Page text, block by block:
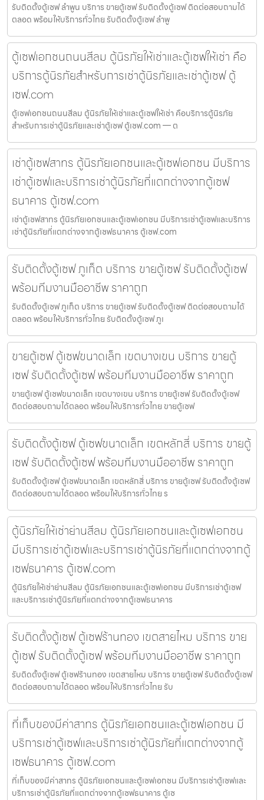
รับติดตั้งตู้เซฟ ลำพูน บริการ ขายตู้เซฟ รับติดตั้งตู้เซฟ ติดต่อสอบถามได้
ตลอด พร้อมให้บริการทั่วไทย รับติดตั้งตู้เซฟ ลำพู
ตู้เซฟเอกชนถนนสีลม ตู้นิรภัยให้เช่าและตู้เซฟให้เช่า คือ
บริการตู้นิรภัยสำหรับการเช่าตู้นิรภัยและเช่าตู้เซฟ ตู้
เซฟ.com
ตู้เซฟเอกชนถนนสีลม ตู้นิรภัยให้เช่าและตู้เซฟให้เช่า คือบริการตู้นิรภัย
สำหรับการเช่าตู้นิรภัยและเช่าตู้เซฟ ตู้เซฟ.com — ต
เช่าตู้เซฟสาทร ตู้นิรภัยเอกชนและตู้เซฟเอกชน มีบริการ
เช่าตู้เซฟและบริการเช่าตู้นิรภัยที่แตกต่างจากตู้เซฟ
ธนาคาร ตู้เซฟ.com
เช่าตู้เซฟสาทร ตู้นิรภัยเอกชนและตู้เซฟเอกชน มีบริการเช่าตู้เซฟและบริการ
เช่าตู้นิรภัยที่แตกต่างจากตู้เซฟธนาคาร ตู้เซฟ.com
รับติดตั้งตู้เซฟ ภูเก็ต บริการ ขายตู้เซฟ รับติดตั้งตู้เซฟ
พร้อมทีมงานมืออาชีพ ราคาถูก
รับติดตั้งตู้เซฟ ภูเก็ต บริการ ขายตู้เซฟ รับติดตั้งตู้เซฟ ติดต่อสอบถามได้
ตลอด พร้อมให้บริการทั่วไทย รับติดตั้งตู้เซฟ ภูเ
ขายตู้เซฟ ตู้เซฟขนาดเล็ก เขตบางเขน บริการ ขายตู้
เซฟ รับติดตั้งตู้เซฟ พร้อมทีมงานมืออาชีพ ราคาถูก
ขายตู้เซฟ ตู้เซฟขนาดเล็ก เขตบางเขน บริการ ขายตู้เซฟ รับติดตั้งตู้เซฟ
ติดต่อสอบถามได้ตลอด พร้อมให้บริการทั่วไทย ขายตู้เซฟ
รับติดตั้งตู้เซฟ ตู้เซฟขนาดเล็ก เขตหลักสี่ บริการ ขายตู้
เซฟ รับติดตั้งตู้เซฟ พร้อมทีมงานมืออาชีพ ราคาถูก
รับติดตั้งตู้เซฟ ตู้เซฟขนาดเล็ก เขตหลักสี่ บริการ ขายตู้เซฟ รับติดตั้งตู้เซฟ
ติดต่อสอบถามได้ตลอด พร้อมให้บริการทั่วไทย ร
ตู้นิรภัยให้เช่าย่านสีลม ตู้นิรภัยเอกชนและตู้เซฟเอกชน
มีบริการเช่าตู้เซฟและบริการเช่าตู้นิรภัยที่แตกต่างจากตู้
เซฟธนาคาร ตู้เซฟ.com
ตู้นิรภัยให้เช่าย่านสีลม ตู้นิรภัยเอกชนและตู้เซฟเอกชน มีบริการเช่าตู้เซฟ
และบริการเช่าตู้นิรภัยที่แตกต่างจากตู้เซฟธนาคาร
รับติดตั้งตู้เซฟ ตู้เซฟร้านทอง เขตสายไหม บริการ ขาย
ตู้เซฟ รับติดตั้งตู้เซฟ พร้อมทีมงานมืออาชีพ ราคาถูก
รับติดตั้งตู้เซฟ ตู้เซฟร้านทอง เขตสายไหม บริการ ขายตู้เซฟ รับติดตั้งตู้เซฟ
ติดต่อสอบถามได้ตลอด พร้อมให้บริการทั่วไทย รับ
ที่เก็บของมีค่าสาทร ตู้นิรภัยเอกชนและตู้เซฟเอกชน มี
บริการเช่าตู้เซฟและบริการเช่าตู้นิรภัยที่แตกต่างจากตู้
เซฟธนาคาร ตู้เซฟ.com
ที่เก็บของมีค่าสาทร ตู้นิรภัยเอกชนและตู้เซฟเอกชน มีบริการเช่าตู้เซฟและ
บริการเช่าตู้นิรภัยที่แตกต่างจากตู้เซฟธนาคาร ตู้เซ